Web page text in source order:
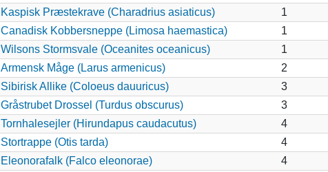
Kaspisk Præstekrave (Charadrius asiaticus)
1
Canadisk Kobbersneppe (Limosa haemastica)
1
Wilsons Stormsvale (Oceanites oceanicus)
1
Armensk Måge (Larus armenicus)
2
Sibirisk Allike (Coloeus dauuricus)
3
Gråstrubet Drossel (Turdus obscurus)
3
Tornhalesejler (Hirundapus caudacutus)
4
Stortrappe (Otis tarda)
4
Eleonorafalk (Falco eleonorae)
4